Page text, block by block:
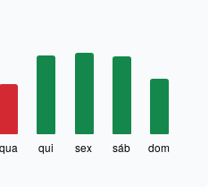
qua qui sex sáb dom